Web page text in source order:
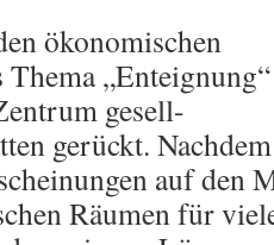
ökonomischen
„Enteignung“
gesell-
gerückt.
auf den
Räumen für